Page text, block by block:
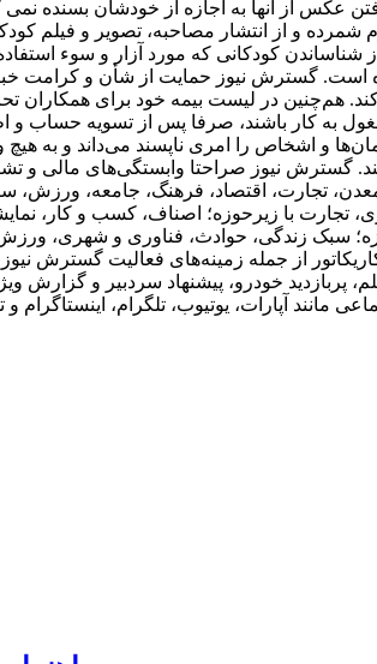
عکس از آنها به اجازه از خودشان بسنده
شمرده و از انتشار مصاحبه، تصویر و فیلم
شناساندن کودکانی که مورد آزار و سوء
گسترش نیوز حمایت از شأن و کرامت
هم‌چنین در لیست بیمه خود برای همکاران
به کار باشند، صرفا پس از تسویه‌ حساب و
و اشخاص را امری ناپسند می‌داند و به ‌هیچ
گسترش نیوز صراحتا وابستگی‌های مالی و
تجارت، اقتصاد، فرهنگ، جامعه،
تجارت با زیرحوزه؛ اصناف، کسب و کار،
سبک زندگی، حوادث، فناوری و شهری،
کاریکاتور از جمله زمینه‌های فعالیت گسترش